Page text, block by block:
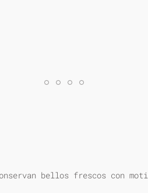
bellos frescos con